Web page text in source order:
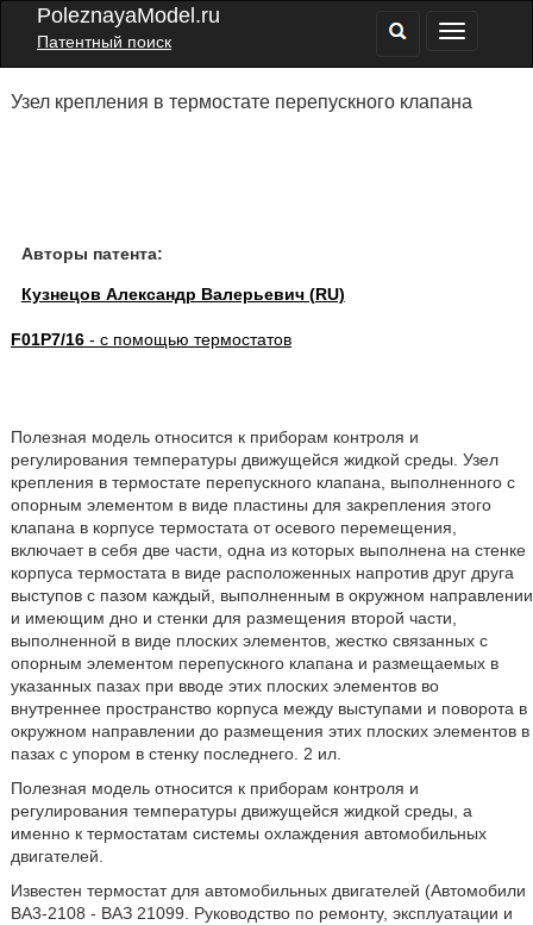
PoleznayaModel.ru
Патентный поиск
Узел крепления в термостате перепускного клапана
Авторы патента:
Кузнецов Александр Валерьевич (RU)
F01P7/16- с помощью термостатов
Полезная модель относится к приборам контроля и
регулирования температуры движущейся жидкой среды. Узел
крепления в термостате перепускного клапана, выполненного с
опорным элементом в виде пластины для закрепления этого
клапана в корпусе термостата от осевого перемещения,
включает в себя две части, одна из которых выполнена на стенке
корпуса термостата в виде расположенных напротив друг друга
выступов с пазом каждый, выполненным в окружном направлении
и имеющим дно и стенки для размещения второй части,
выполненной в виде плоских элементов, жестко связанных с
опорным элементом перепускного клапана и размещаемых в
указанных пазах при вводе этих плоских элементов во
внутреннее пространство корпуса между выступами и поворота в
окружном направлении до размещения этих плоских элементов в
пазах с упором в стенку последнего. 2 ил.
Полезная модель относится к приборам контроля и
регулирования температуры движущейся жидкой среды, а
именно к термостатам системы охлаждения автомобильных
двигателей.
Известен термостат для автомобильных двигателей (Автомобили
ВА3-2108 - ВАЗ 21099. Руководство по ремонту, эксплуатации и